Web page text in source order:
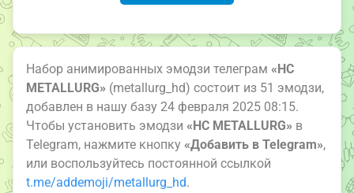
Набор анимированных эмодзи телеграм «HC
METALLURG» (metallurg_hd) состоит из 51 эмодзи,
добавлен в нашу базу 24 февраля 2025 08:15.
Чтобы установить эмодзи «HC METALLURG» в
Telegram, нажмите кнопку «Добавить в Telegram»,
или воспользуйтесь постоянной ссылкой
t.me/addemoji/metallurg_hd.